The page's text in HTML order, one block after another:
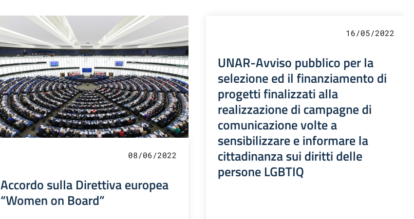
08/06/2022
Accordo sulla Direttiva europea
“Women on Board”
16/05/2022
UNAR-Avviso pubblico per la
selezione ed il finanziamento di
progetti finalizzati alla
realizzazione di campagne di
comunicazione volte a
sensibilizzare e informare la
cittadinanza sui diritti delle
persone LGBTIQ